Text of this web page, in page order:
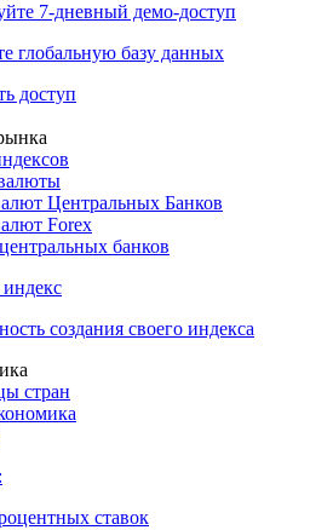
7-дневный демо-доступ
глобальную базу данных
доступ
Центральных Банков
Forex
банков
индекс
создания своего индекса
стран
ставок